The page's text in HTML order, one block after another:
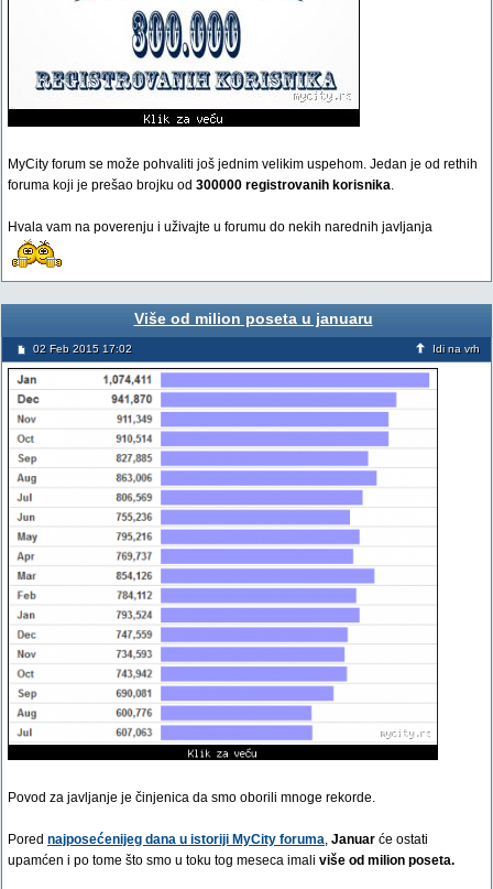
MyCity forum se može pohvaliti još jednim velikim uspehom. Jedan je od rethih
foruma koji je prešao brojku od 300000 registrovanih korisnika.
Hvala vam na poverenju i uživajte u forumu do nekih narednih javljanja
Više od milion poseta u januaru
02 Feb 2015 17:02 Idi na vrh
Povod za javljanje je činjenica da smo oborili mnoge rekorde.
Pored najposećenijeg dana u istoriji MyCity foruma, Januar će ostati
upamćen i po tome što smo u toku tog meseca imali više od milion poseta.